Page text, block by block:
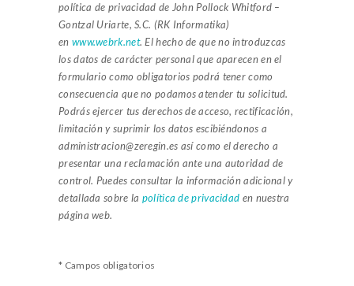
política de privacidad de John Pollock Whitford –
Gontzal Uriarte, S.C. (RK Informatika)
en www.webrk.net. El hecho de que no introduzcas
los datos de carácter personal que aparecen en el
formulario como obligatorios podrá tener como
consecuencia que no podamos atender tu solicitud.
Podrás ejercer tus derechos de acceso, rectificación,
limitación y suprimir los datos escibiéndonos a
administracion@zeregin.es así como el derecho a
presentar una reclamación ante una autoridad de
control. Puedes consultar la información adicional y
detallada sobre la política de privacidad en nuestra
página web.
* Campos obligatorios